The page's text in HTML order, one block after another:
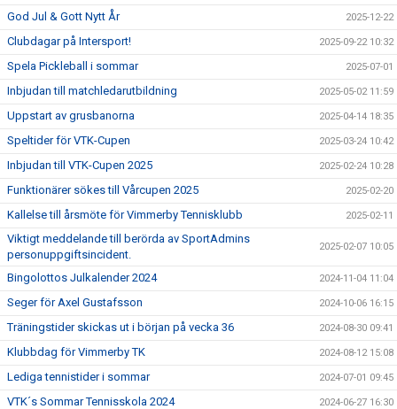
God Jul & Gott Nytt År 2025-12-22
Clubdagar på Intersport! 2025-09-22 10:32
Spela Pickleball i sommar 2025-07-01
Inbjudan till matchledarutbildning 2025-05-02 11:59
Uppstart av grusbanorna 2025-04-14 18:35
Speltider för VTK-Cupen 2025-03-24 10:42
Inbjudan till VTK-Cupen 2025 2025-02-24 10:28
Funktionärer sökes till Vårcupen 2025 2025-02-20
Kallelse till årsmöte för Vimmerby Tennisklubb 2025-02-11
Viktigt meddelande till berörda av SportAdmins
personuppgiftsincident.
2025-02-07 10:05
Bingolottos Julkalender 2024 2024-11-04 11:04
Seger för Axel Gustafsson 2024-10-06 16:15
Träningstider skickas ut i början på vecka 36 2024-08-30 09:41
Klubbdag för Vimmerby TK 2024-08-12 15:08
Lediga tennistider i sommar 2024-07-01 09:45
VTK´s Sommar Tennisskola 2024 2024-06-27 16:30